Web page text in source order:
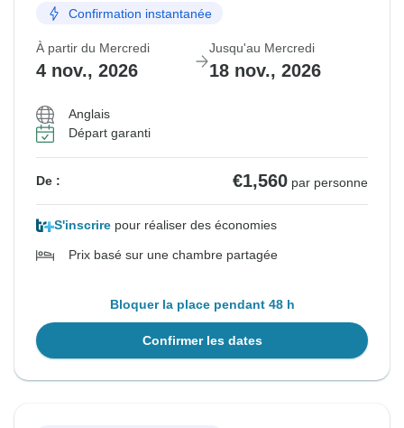
Confirmation instantanée
À partir du Mercredi
4 nov., 2026
Jusqu'au Mercredi
18 nov., 2026
Anglais
Départ garanti
De : €1,560 par personne
S'inscrire pour réaliser des économies
Prix basé sur une chambre partagée
Bloquer la place pendant 48 h
Confirmer les dates